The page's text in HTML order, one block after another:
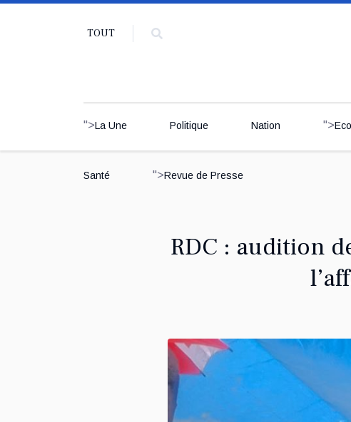
TOUT
">La Une Politique Nation ">
Santé ">Revue de Presse
RDC : audition